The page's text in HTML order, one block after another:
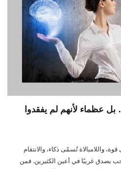
عظماء لأنهم لم يفقدوا
واللامبالاة تُسمّى ذكاء، والانتقام
بصدق غريبًا في أعين الكثيرين. فمن